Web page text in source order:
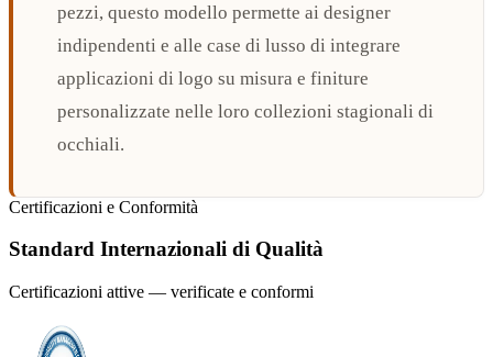
pezzi, questo modello permette ai designer
indipendenti e alle case di lusso di integrare
applicazioni di logo su misura e finiture
personalizzate nelle loro collezioni stagionali di
occhiali.
Certificazioni e Conformità
Standard Internazionali di Qualità
Certificazioni attive — verificate e conformi